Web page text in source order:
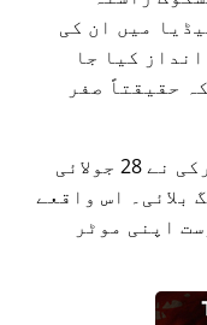
میں ان کی
کیا جا
حقیقتاً صفر
2015 میں کچھ ہفتوں بعد، 🇹🇷 ترکی نے 28 جولائی
بلائی۔ اس واقعے
اپنی موٹر